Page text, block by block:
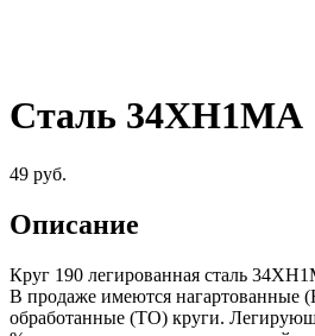
Сталь 34ХН1МА
49 руб.
Описание
Круг 190 легированная сталь
В продаже имеются нагартованные
обработанные (ТО) круги.